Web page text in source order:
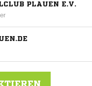
PLAUEN E.V.